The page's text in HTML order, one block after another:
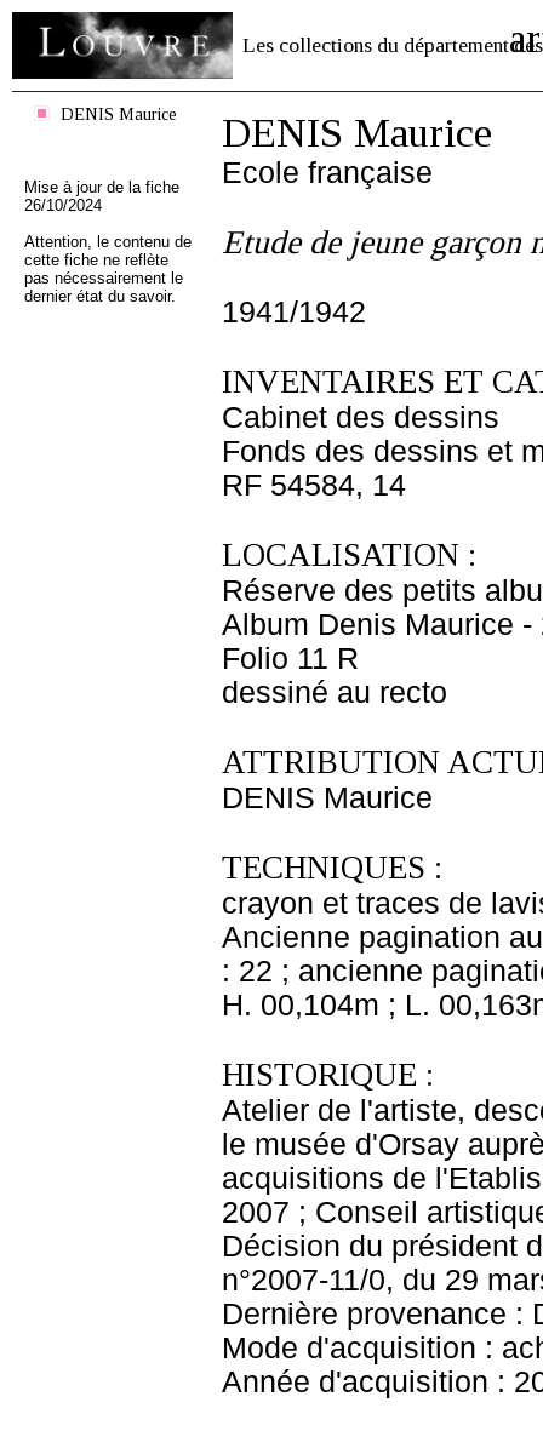
Les collections du département des
DENIS Maurice
Mise à jour de la fiche
26/10/2024
Attention, le contenu de
cette fiche ne reflète
pas nécessairement le
dernier état du savoir.
DENIS Maurice
Ecole française
Etude de jeune garçon
1941/1942
INVENTAIRES ET
Cabinet des dessins
Fonds des dessins et
RF 54584, 14
LOCALISATION :
Réserve des petits
Album Denis Maurice -
Folio 11 R
dessiné au recto
ATTRIBUTION
DENIS Maurice
TECHNIQUES :
crayon et traces de
Ancienne pagination
: 22 ; ancienne
H. 00,104m ; L.
HISTORIQUE :
Atelier de l'artiste,
le musée d'Orsay
acquisitions de
2007 ; Conseil
Décision du président
n°2007-11/0, du 29
Dernière provenance :
Mode d'acquisition :
Année d'acquisition :